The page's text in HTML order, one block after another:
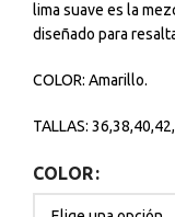
lima suave es la
diseñado para
COLOR: Amarillo.
TALLAS:
COLOR